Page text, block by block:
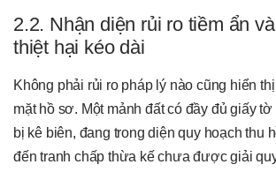
2.2. Nhận diện rủi ro tiềm ẩn
thiệt hại kéo dài
Không phải rủi ro pháp lý nào cũng hiển
mặt hồ sơ. Một mảnh đất có đầy đủ giấy
bị kê biên, đang trong diện quy hoạch thu
đến tranh chấp thừa kế chưa được giải